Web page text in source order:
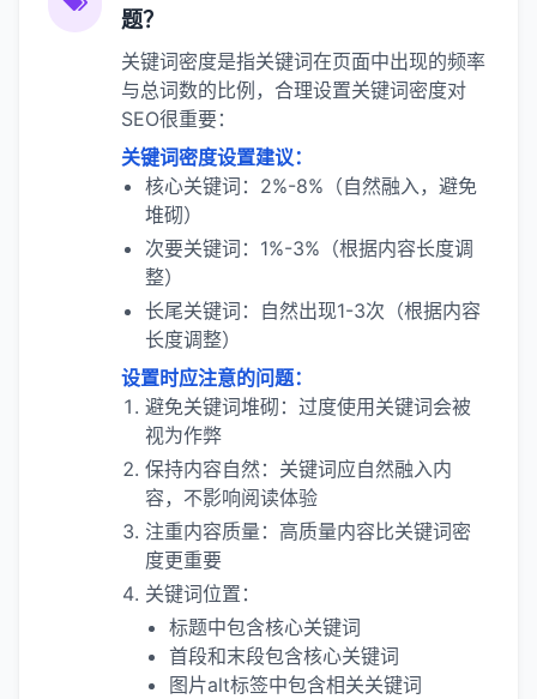
题？
关键词密度是指关键词在页面中出现的频率
与总词数的比例，合理设置关键词密度对
SEO很重要：
关键词密度设置建议：
核心关键词：2%-8%（自然融入，避免
堆砌）
次要关键词：1%-3%（根据内容长度调
整）
长尾关键词：自然出现1-3次（根据内容
长度调整）
设置时应注意的问题：
避免关键词堆砌：过度使用关键词会被
视为作弊
保持内容自然：关键词应自然融入内
容，不影响阅读体验
注重内容质量：高质量内容比关键词密
度更重要
关键词位置：
标题中包含核心关键词
首段和末段包含核心关键词
图片alt标签中包含相关关键词